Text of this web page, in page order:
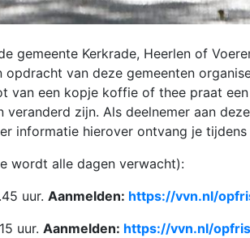
gemeente Kerkrade, Heerlen of
van deze gemeenten
van een kopje koffie of thee praat
zijn. Als deelnemer aan
informatie hierover ontvang je tijdens
wordt alle dagen verwacht):
uur. Aanmelden: https://vvn.nl/
uur. Aanmelden: https://vvn.nl/